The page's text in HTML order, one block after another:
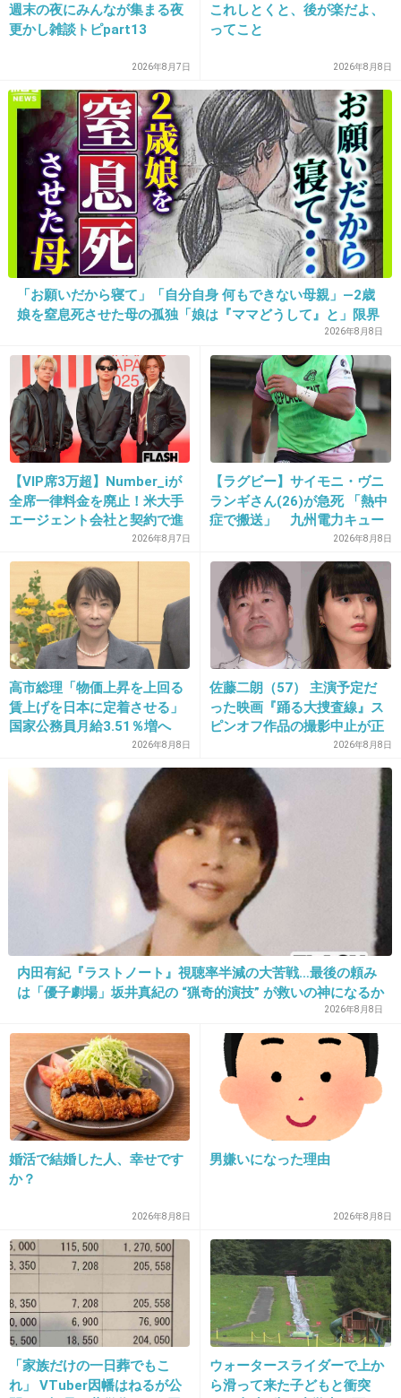
22. 匿名2013/11/26(火) 21:46:12
+56 -3
23. 匿名2013/11/26(火) 21:46:33
リア充爆発を願う瞬間がたくさんある
-6
乗り物待ちで前のカップルにイチャ②されると
子供と待ってるこっちは 気まずい雰囲気になる
-4
25. 匿名 2013/11/26(火) 21:47:28
絶叫系が苦手だから、乗れるものが少ない。
+30 -3
26. 匿名2013/11/26(火) 21:47:34
10代のグループは皆絶叫マシンが好きで並んで
る時テンション高い
+68 -2
2013/11/26(火) 21:47:35
フードコートの食事がマズいけど
持ち込み禁止だたりするから
+52
28. 匿名 2013/11/26(火) 21:48:21
-24
29. 匿名2013/11/26(火) 21:48:28
わかってるのに
いつも通りヒールで行って
一時間で足死亡する(笑)
+93 -11
30. 匿名 2013/11/26(火) 21:48:39
なぜかある、ゲーセンで散財
+79 -2
週末の夜にみんなが集まる夜
更かし雑談トピpart13
2026年8月7日
これしとくと、後が楽だよ、
ってこと
2026年8月8日
「お願いだから寝て」「自分自身 何もできない母親」―2歳
娘を窒息死させた母の孤独「娘は『ママどうして』と」限界
2026年8月8日
【VIP席3万超】Number_iが
全席一律料金を廃止！米大手
エージェント会社と契約で進
2026年8月7日
【ラグビー】サイモニ・ヴニ
ランギさん(26)が急死 「熱中
症で搬送」 九州電力キュー
デンヴォルテクスで練習中
2026年8月8日
高市総理「物価上昇を上回る
賃上げを日本に定着させる」
国家公務員月給3.51％増へ
2026年8月8日
佐藤二朗（57） 主演予定だ
った映画『踊る大捜査線』ス
ピンオフ作品の撮影中止が正
2026年8月8日
内田有紀『ラストノート』視聴率半減の大苦戦…最後の頼み
は「優子劇場」坂井真紀の “猟奇的演技” が救いの神になるか
2026年8月8日
婚活で結婚した人、幸せです
か？
2026年8月8日
男嫌いになった理由
2026年8月8日
「家族だけの一日葬でもこ
れ」 VTuber因幡はねるが公
ウォータースライダーで上か
ら滑って来た子どもと衝突